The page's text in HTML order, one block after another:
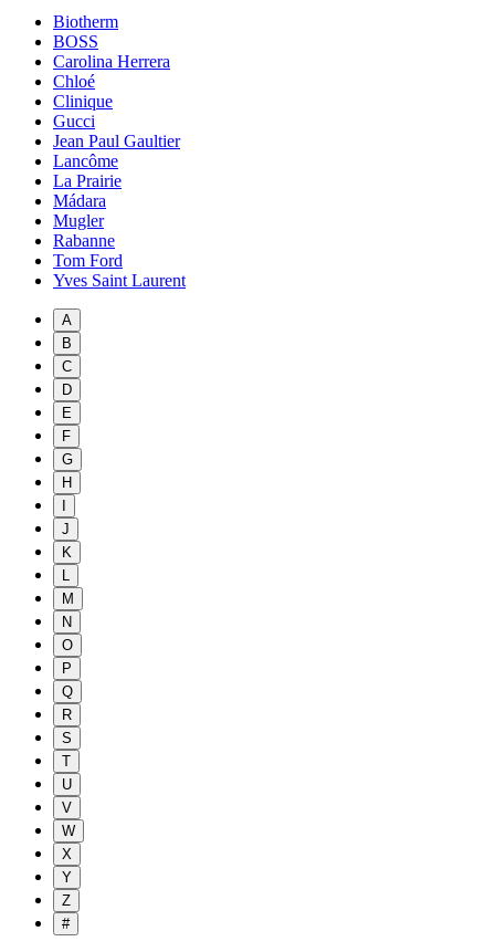
Biotherm
BOSS
Carolina Herrera
Chloé
Clinique
Gucci
Jean Paul Gaultier
Lancôme
La Prairie
Mádara
Mugler
Rabanne
Tom Ford
Yves Saint Laurent
A
B
C
D
E
F
G
H
J
K
L
M
N
O
P
Q
R
S
T
U
V
W
X
Y
Z
#